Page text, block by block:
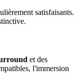
satisfaisants.
et des
l'immersion